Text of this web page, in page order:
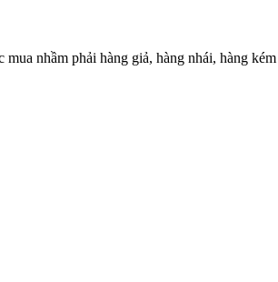
nhầm phải hàng giả, hàng nhái, hàng